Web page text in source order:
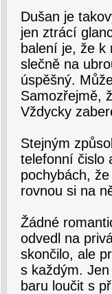
Dušan je
jen ztrácí
balení je, že k
slečně na
úspěšný.
Samozřejmě,
Vždycky
Stejným
telefonní čislo
pochybách,
rovnou si na
Žádné
odvedl na
skončilo, ale
s každým.
baru loučit s